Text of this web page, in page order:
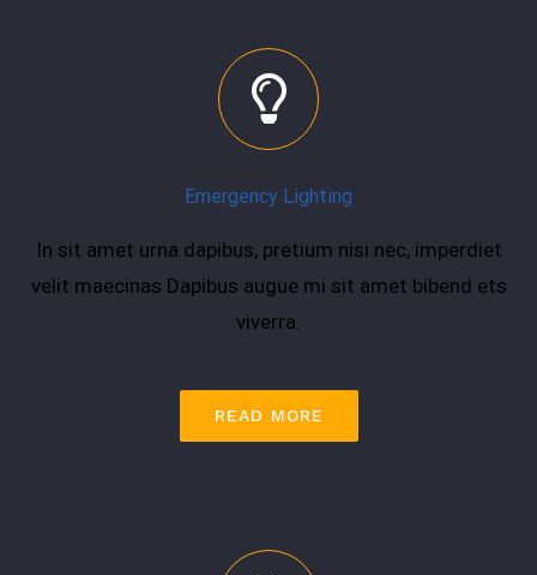
Emergency Lighting
In sit amet urna dapibus, pretium nisi nec, imperdiet
velit maecinas Dapibus augue mi sit amet bibend ets
viverra.
READ MORE